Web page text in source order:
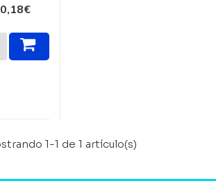
0,18€
1-1 de 1 artículo(s)